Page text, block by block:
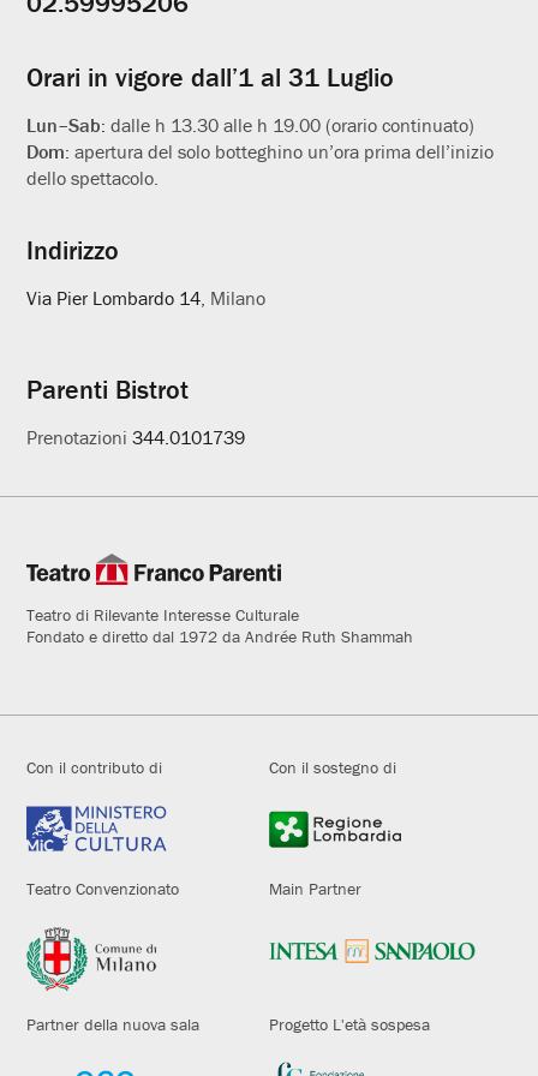
utili
Orari in vigore dall’1 al 31 Luglio
Lun–Sab:dalle h 13.30 alle h 19.00 (orario continuato)
Dom:apertura del solo botteghino un’ora prima dell’inizio
dello spettacolo.
Indirizzo
Via Pier Lombardo 14 , Milano
Parenti Bistrot
Prenotazioni344.0101739
Teatro di Rilevante Interesse Culturale
Fondato e diretto dal 1972 da Andrée Ruth Shammah
Con il contributo di Con il sostegno di
Teatro Convenzionato Main Partner
Partner della nuova sala Progetto L'età sospesa